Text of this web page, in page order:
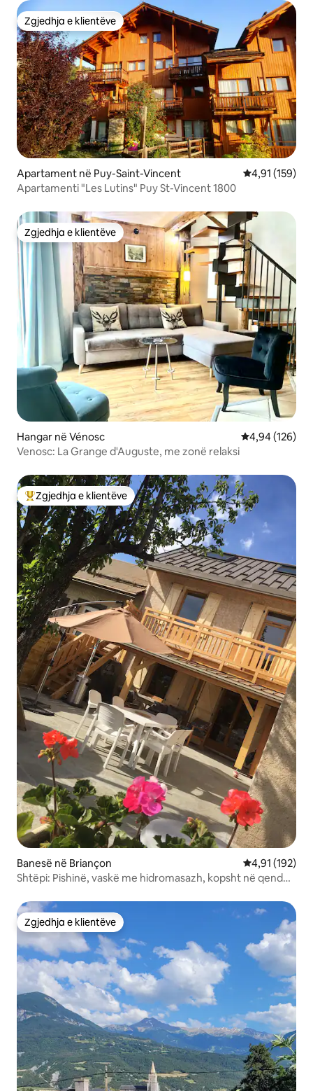
Zgjedhja e klientëve
Zgjedhja e klientëve
Apartament në Puy-Saint-Vincent Vlerësimi
4,91 (159)
Apartamenti "Les Lutins" Puy St-Vincent 1800
Zgjedhja e klientëve
Zgjedhja e klientëve
Hangar në Vénosc Vlerësimi
4,94 (126)
Venosc: La Grange d'Auguste, me zonë relaksi
Më të mirat e zgjedhjeve të klientëve
Zgjedhja e klientëve
Banesë në Briançon Vlerësimi
4,91 (192)
Shtëpi: Pishinë, vaskë me hidromasazh, kopsht në qendër
Zgjedhja e klientëve
Zgjedhja e klientëve